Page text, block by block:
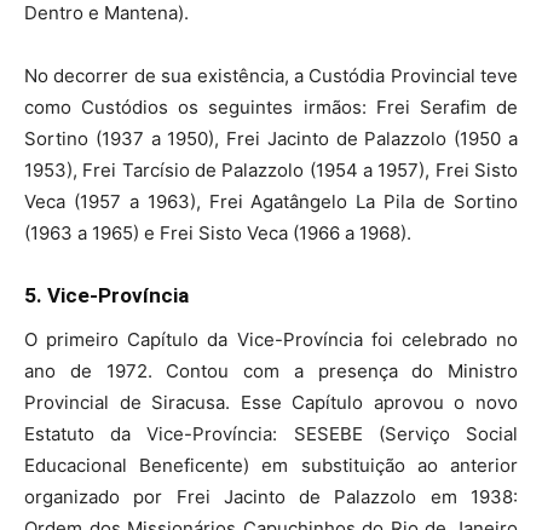
Dentro e Mantena).
No decorrer de sua existência, a Custódia Provincial teve
como Custódios os seguintes irmãos: Frei Serafim de
Sortino (1937 a 1950), Frei Jacinto de Palazzolo (1950 a
1953), Frei Tarcísio de Palazzolo (1954 a 1957), Frei Sisto
Veca (1957 a 1963), Frei Agatângelo La Pila de Sortino
(1963 a 1965) e Frei Sisto Veca (1966 a 1968).
5. Vice-Província
O primeiro Capítulo da Vice-Província foi celebrado no
ano de 1972. Contou com a presença do Ministro
Provincial de Siracusa. Esse Capítulo aprovou o novo
Estatuto da Vice-Província: SESEBE (Serviço Social
Educacional Beneficente) em substituição ao anterior
organizado por Frei Jacinto de Palazzolo em 1938: